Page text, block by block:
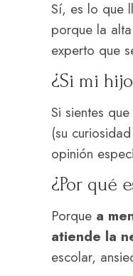
Sí, es lo que
porque la
experto que
¿Si mi
Si sientes
(su
opinión
¿Por qué
Porque a
atiende la
escolar,